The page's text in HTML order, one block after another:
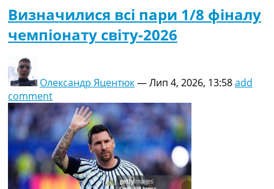
Визначилися всі пари 1/8 фіналу
чемпіонату світу-2026
Олександр Яцентюк—Лип 4, 2026, 13:58add
comment